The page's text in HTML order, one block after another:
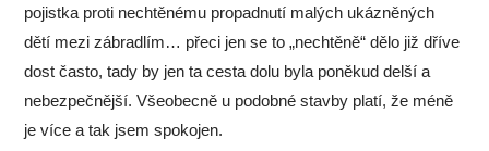
pojistka proti nechtěnému propadnutí malých ukázněných
dětí mezi zábradlím… přeci jen se to „nechtěně“ dělo již dříve
dost často, tady by jen ta cesta dolu byla poněkud delší a
nebezpečnější. Všeobecně u podobné stavby platí, že méně
je více a tak jsem spokojen.